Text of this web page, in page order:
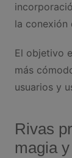
la conexión
El objetivo
más
usuarios y
Rivas
magia